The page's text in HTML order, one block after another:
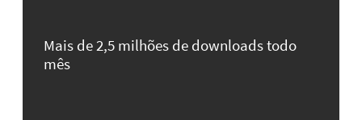
Mais de 2,5 milhões de downloads todo
mês